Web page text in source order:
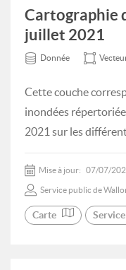
Cartographie
juillet 2021
Donnée
Cette couche
inondées
2021 sur les
Mise à jour: 07/07/
Service public de
Carte Service